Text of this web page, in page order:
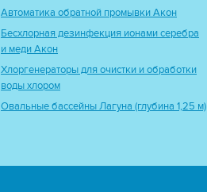
Автоматика обратной промывки Акон
Бесхлорная дезинфекция ионами серебра
и меди Акон
Хлоргенераторы для очистки и обработки
воды хлором
Овальные бассейны Лагуна (глубина 1,25 м)